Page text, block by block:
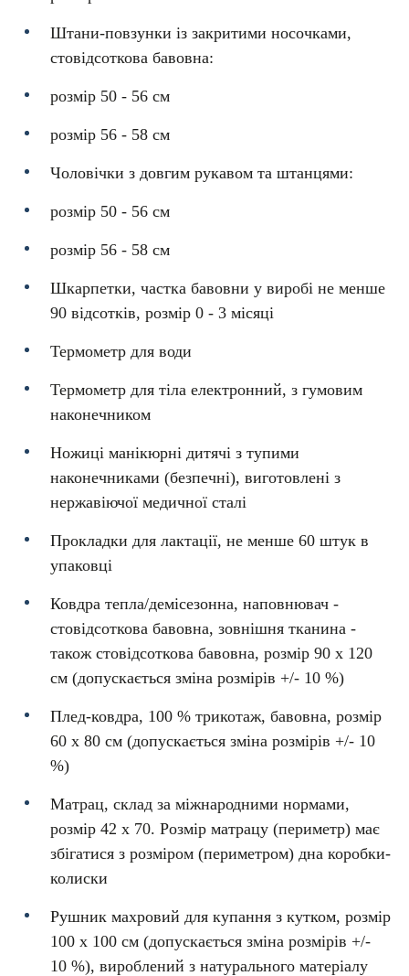
Штани-повзунки із закритими носочками,
стовідсоткова бавовна:
розмір 50 - 56 см
розмір 56 - 58 см
Чоловічки з довгим рукавом та штанцями:
розмір 50 - 56 см
розмір 56 - 58 см
Шкарпетки, частка бавовни у виробі не менше
90 відсотків, розмір 0 - 3 місяці
Термометр для води
Термометр для тіла електронний, з гумовим
наконечником
Ножиці манікюрні дитячі з тупими
наконечниками (безпечні), виготовлені з
нержавіючої медичної сталі
Прокладки для лактації, не менше 60 штук в
упаковці
Ковдра тепла/демісезонна, наповнювач -
стовідсоткова бавовна, зовнішня тканина -
також стовідсоткова бавовна, розмір 90 x 120
см (допускається зміна розмірів +/- 10 %)
Плед-ковдра, 100 % трикотаж, бавовна, розмір
60 x 80 см (допускається зміна розмірів +/- 10
%)
Матрац, склад за міжнародними нормами,
розмір 42 x 70. Розмір матрацу (периметр) має
збігатися з розміром (периметром) дна коробки-
колиски
Рушник махровий для купання з кутком, розмір
100 x 100 см (допускається зміна розмірів +/-
10 %), вироблений з натурального матеріалу